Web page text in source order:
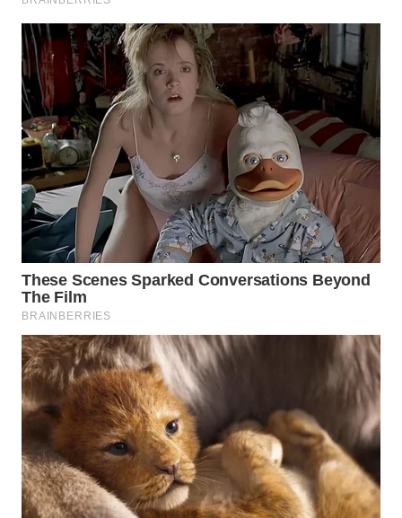
WN
MALUKU
WN
MALUT
WN
DAIRI
WN
DANAU
TOBA
WN
NIAS
WN
LANGKAT
WN
TAPANULI
SELATAN